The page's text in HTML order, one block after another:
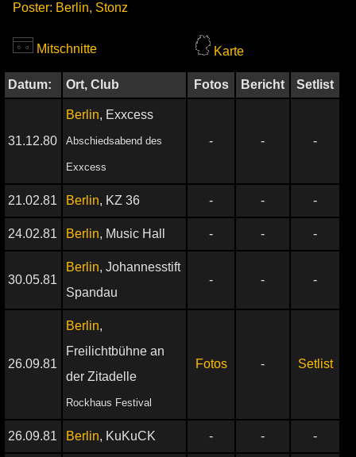
Poster: Berlin, Stonz
Mitschnitte Karte
Datum: Ort, Club Fotos Bericht Setlist
31.12.80
Berlin, Exxcess
Abschiedsabend des
Exxcess
- - -
21.02.81 Berlin, KZ 36 - - -
24.02.81 Berlin, Music Hall - - -
30.05.81
Berlin, Johannesstift
Spandau
- - -
26.09.81
Berlin,
Freilichtbühne an
der Zitadelle
Rockhaus Festival
Fotos - Setlist
26.09.81 Berlin, KuKuCK - - -